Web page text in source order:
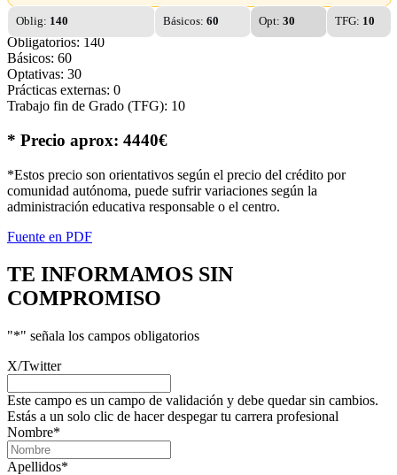
Oblig: 140 Básicos: 60 Opt: 30 TFG: 10
Obligatorios: 140
Básicos: 60
Optativas: 30
Prácticas externas: 0
Trabajo fin de Grado (TFG): 10
* Precio aprox: 4440€
*Estos precio son orientativos según el precio del crédito por
comunidad autónoma, puede sufrir variaciones según la
administración educativa responsable o el centro.
Fuente en PDF
TE INFORMAMOS SIN
COMPROMISO
"*" señala los campos obligatorios
X/Twitter
Este campo es un campo de validación y debe quedar sin cambios.
Estás a un solo clic de hacer despegar tu carrera profesional
Nombre*
Apellidos*